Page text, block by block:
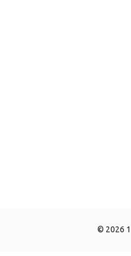
© 2026